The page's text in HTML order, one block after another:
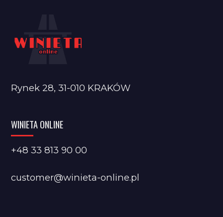
Rynek 28, 31-010 KRAKÓW
WINIETA ONLINE
+48 33 813 90 00
customer@winieta-online.pl